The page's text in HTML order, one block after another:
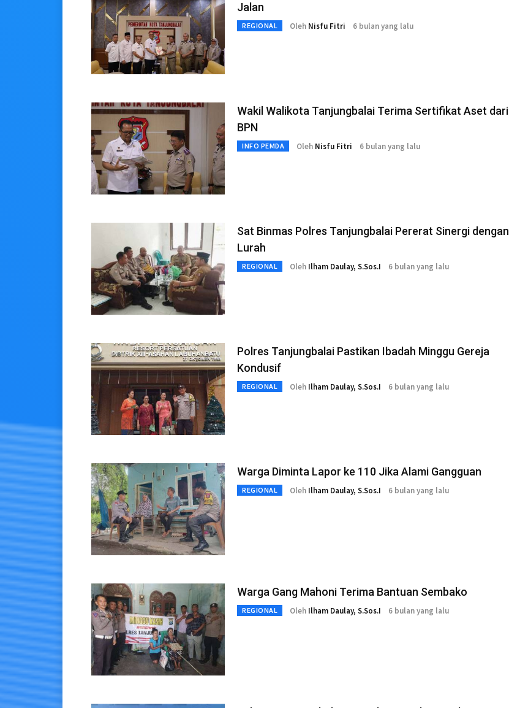
Jalan
REGIONAL Oleh Nisfu Fitri 6 bulan yang lalu
Wakil Walikota Tanjungbalai Terima Sertifikat Aset dari
BPN
INFO PEMDA Oleh Nisfu Fitri 6 bulan yang lalu
Sat Binmas Polres Tanjungbalai Pererat Sinergi dengan
Lurah
REGIONAL Oleh Ilham Daulay, S.Sos.I 6 bulan yang lalu
Polres Tanjungbalai Pastikan Ibadah Minggu Gereja
Kondusif
REGIONAL Oleh Ilham Daulay, S.Sos.I 6 bulan yang lalu
Warga Diminta Lapor ke 110 Jika Alami Gangguan
REGIONAL Oleh Ilham Daulay, S.Sos.I 6 bulan yang lalu
Warga Gang Mahoni Terima Bantuan Sembako
REGIONAL Oleh Ilham Daulay, S.Sos.I 6 bulan yang lalu